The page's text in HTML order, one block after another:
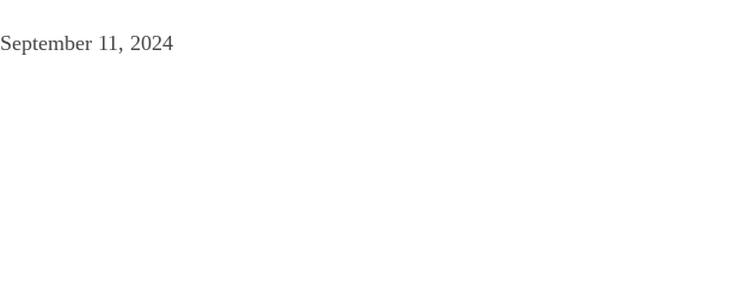
September 11, 2024